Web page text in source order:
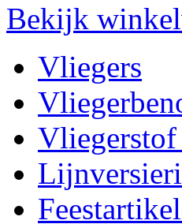
Bekijk
Vliegers